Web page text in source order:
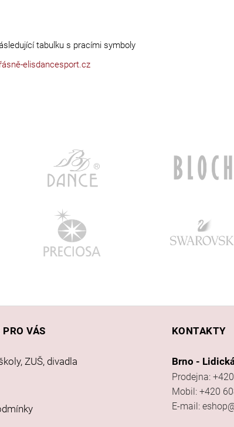
tabulku s pracími symboly
VÁS
ZUŠ, divadla
KONTAKTY
Brno -
Prodejna:
Mobil: +420
E-mail: